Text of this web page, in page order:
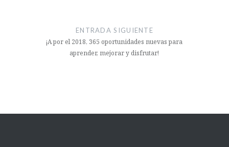
ENTRADA SIGUIENTE
¡A por el 2018, 365 oportunidades nuevas para
aprender, mejorar y disfrutar!